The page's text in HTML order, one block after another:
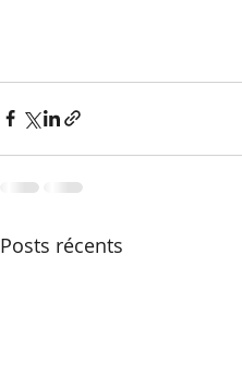
Posts récents